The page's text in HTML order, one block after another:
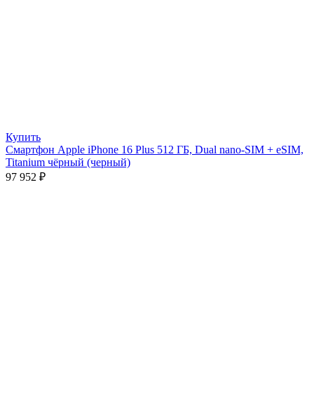
Купить
Смартфон Apple iPhone 16 Plus 512 ГБ, Dual nano-SIM + eSIM,
Titanium чёрный (черный)
97 952 ₽